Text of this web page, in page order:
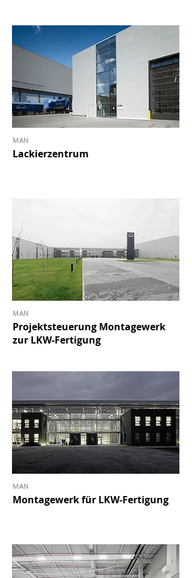
Lackierzentrum
MAN
Projektsteuerung Montagewerk
zur LKW-Fertigung
MAN
Montagewerk für LKW-Fertigung
MAN